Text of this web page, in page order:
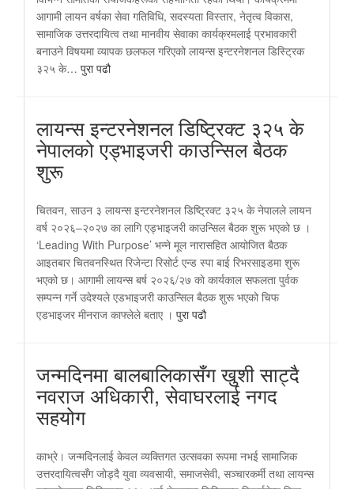
आगामी लायन वर्षका सेवा गतिविधि, सदस्यता विस्तार, नेतृत्व विकास,
सामाजिक उत्तरदायित्व तथा मानवीय सेवाका कार्यक्रमलाई प्रभावकारी
बनाउने विषयमा व्यापक छलफल गरिएको लायन्स इन्टरनेशनल डिस्ट्रिक
३२५ के… पुरा पढौ
लायन्स इन्टरनेशनल डिष्ट्रिक्ट ३२५ के
नेपालको एड्भाइजरी काउन्सिल बैठक
शुरू
चितवन, साउन ३ लायन्स इन्टरनेशनल डिष्ट्रिक्ट ३२५ के नेपालले लायन
वर्ष २०२६–२०२७ का लागि एड्भाइजरी काउन्सिल बैठक शुरू भएको छ ।
‘Leading With Purpose’ भन्ने मूल नारासहित आयोजित बैठक
आइतबार चितवनस्थित रिजेन्टा रिसोर्ट एन्ड स्पा बाई रिभरसाइडमा शुरू
भएको छ। आगामी लायन्स बर्ष २०२६/२७ काे कार्यकाल सफलता पुर्वक
सम्पन्न गर्ने उदेश्यले एडभाइजरी काउन्सिल बैठक शुरू भएको चिफ
एडभाइजर मीनराज काफ्लेले बताए । पुरा पढौ
जन्मदिनमा बालबालिकासँग खुशी साट्दै
नवराज अधिकारी, सेवाघरलाई नगद
सहयोग
काभ्रे। जन्मदिनलाई केवल व्यक्तिगत उत्सवका रूपमा नभई सामाजिक
उत्तरदायित्वसँग जोड्दै युवा व्यवसायी, समाजसेवी, सञ्चारकर्मी तथा लायन्स